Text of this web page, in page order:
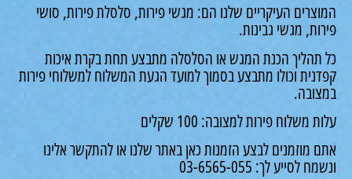
העיקריים שלנו הם: מגשי פירות, סלסלת פירות, סושי
מגשי גבינות.
הכנת המגש או הסלסלה מתבצע תחת בקרת איכות
וכולו מתבצע בסמוך למועד הגעת המשלוח למשלוחי פירות
פירות למצובה: 100 שקלים
מוזמנים לבצע הזמנות כאן באתר שלנו או להתקשר אלינו
לך: 03-6565-055